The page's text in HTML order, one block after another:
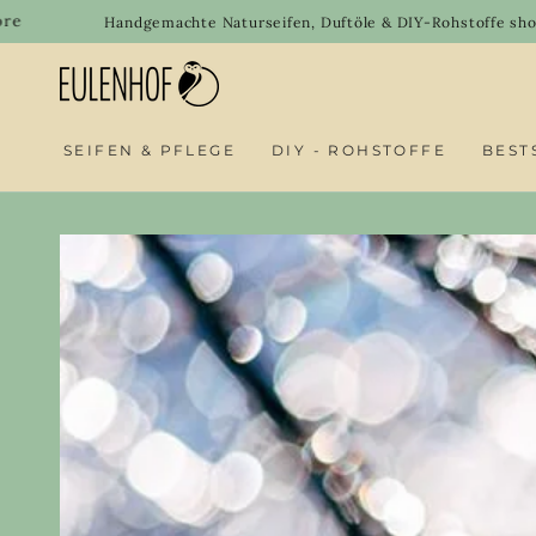
CONTENT
Handgemachte Naturseifen, Duftöle & DIY-Rohstoffe shoppen
SEIFEN & PFLEGE DIY - ROHSTOFFE
SKIP TO PRODUCT
INFORMATION